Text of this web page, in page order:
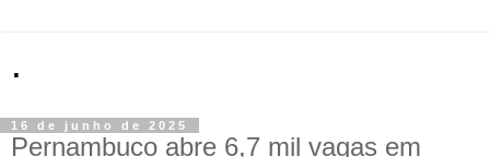
.
16 de junho de 2025
Pernambuco abre 6,7 mil vagas em